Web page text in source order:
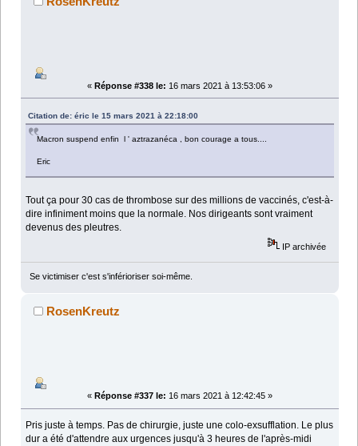
« Réponse #338 le: 16 mars 2021 à 13:53:06 »
Citation de: éric le 15 mars 2021 à 22:18:00
Macron suspend enfin l ' aztrazanéca , bon courage a tous....
Eric
Tout ça pour 30 cas de thrombose sur des millions de vaccinés, c'est-à-
dire infiniment moins que la normale. Nos dirigeants sont vraiment
devenus des pleutres.
IP archivée
Se victimiser c'est s'inférioriser soi-même.
RosenKreutz
« Réponse #337 le: 16 mars 2021 à 12:42:45 »
Pris juste à temps. Pas de chirurgie, juste une colo-exsufflation. Le plus
dur a été d'attendre aux urgences jusqu'à 3 heures de l'après-midi